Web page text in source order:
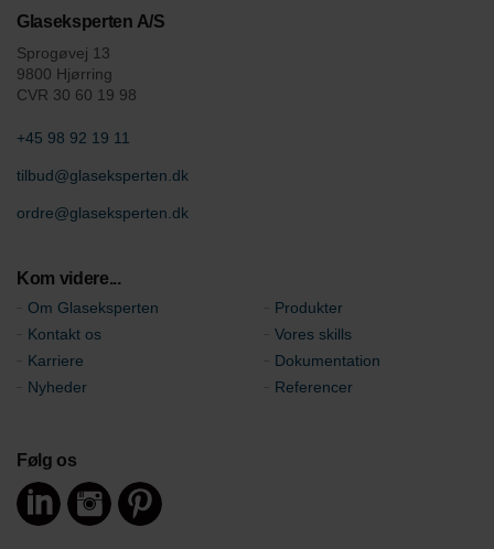
Glaseksperten A/S
Sprogøvej 13
9800 Hjørring
CVR 30 60 19 98
+45 98 92 19 11
tilbud@glaseksperten.dk
ordre@glaseksperten.dk
Kom videre...
Om Glaseksperten
Produkter
Kontakt os
Vores skills
Karriere
Dokumentation
Nyheder
Referencer
Følg os